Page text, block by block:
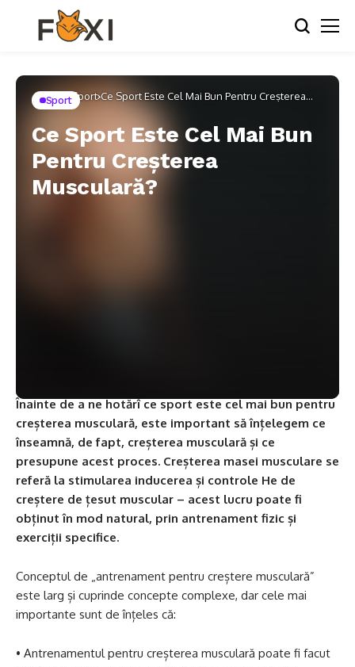
Home Sport Ce Sport Este Cel Mai Bun Pentru Creșterea
Musculară?
Sport
Ce Sport Este Cel Mai Bun
Pentru Creșterea
Musculară?
Înainte de a ne hotărî ce sport este cel mai bun pentru
creșterea musculară, este important să înțelegem ce
înseamnă, de fapt, creșterea musculară și ce
presupune acest proces. Creșterea masei musculare se
referă la stimularea inducerea și controle He de
creștere de țesut muscular – acest lucru poate fi
obținut în mod natural, prin antrenament fizic și
exerciții specifice.
Conceptul de „antrenament pentru creștere musculară”
este larg și cuprinde concepte complexe, dar cele mai
importante sunt de înțeles că:
• Antrenamentul pentru creșterea musculară poate fi facut